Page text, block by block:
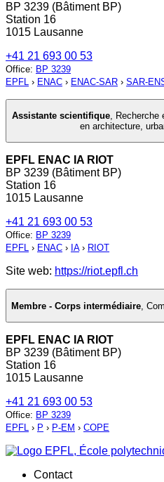
BP 3239 (Bâtiment BP)
Station 16
1015 Lausanne
+41 21 693 00 53
Office: BP 3239
EPFL › ENAC › ENAC-SAR › SAR-
Assistante scientifique, Recherche
en architecture,
EPFL ENAC IA RIOT
BP 3239 (Bâtiment BP)
Station 16
1015 Lausanne
+41 21 693 00 53
Office: BP 3239
EPFL › ENAC › IA› RIOT
Site web: https://riot.epfl.ch
Membre - Corps intermédiaire
EPFL ENAC IA RIOT
BP 3239 (Bâtiment BP)
Station 16
1015 Lausanne
+41 21 693 00 53
Office: BP 3239
EPFL › P › P-EM › COPE
Contact